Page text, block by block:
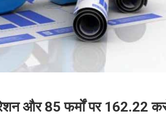
और 85 फर्मों पर 162.22